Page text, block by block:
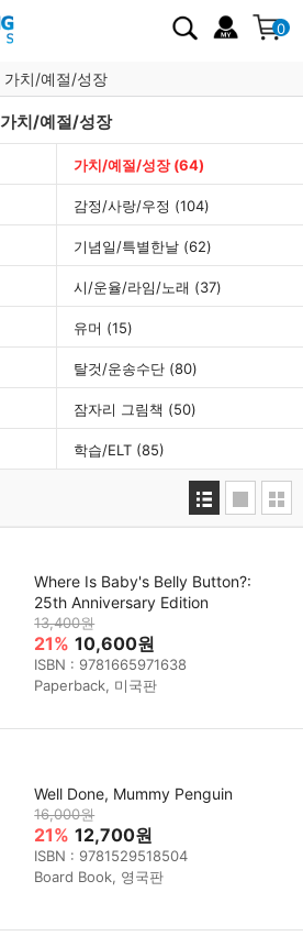
0
가치/예절/성장
가치/예절/성장
가치/예절/성장(64)
감정/사랑/우정 (104)
기념일/특별한날 (62)
시/운율/라임/노래 (37)
유머 (15)
탈것/운송수단 (80)
잠자리 그림책 (50)
학습/ELT (85)
Where Is Baby's Belly Button?:
25th Anniversary Edition
13,400원
21% 10,600원
ISBN : 9781665971638
Paperback, 미국판
Well Done, Mummy Penguin
16,000원
21% 12,700원
ISBN : 9781529518504
Board Book, 영국판